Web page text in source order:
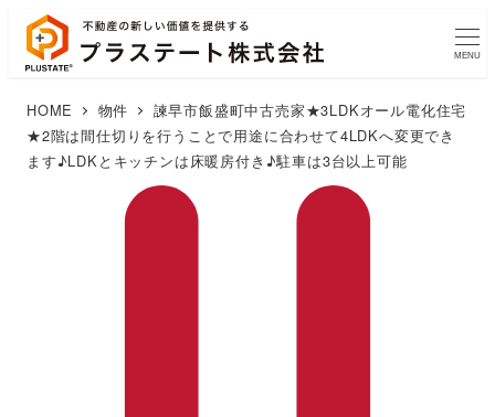
MENU
HOME 物件
諫早市飯盛町中古売家★3LDKオール電化住宅
★2階は間仕切りを行うことで用途に合わせて4LDKへ変更でき
ます♪LDKとキッチンは床暖房付き♪駐車は3台以上可能